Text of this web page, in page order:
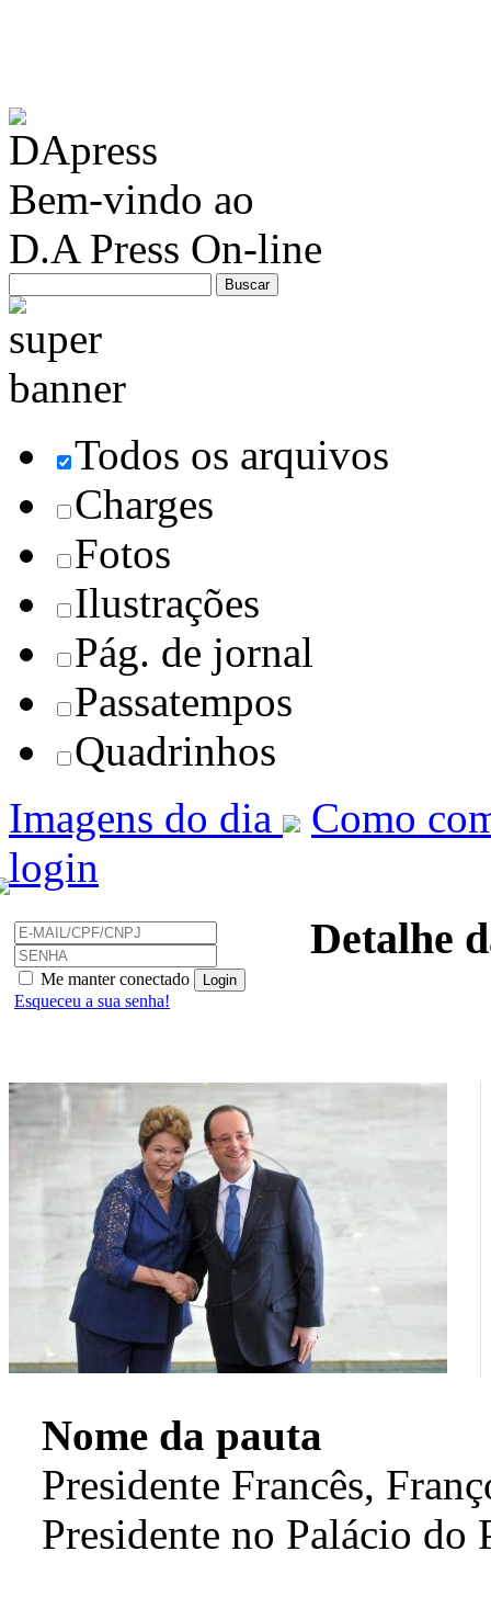
Bem-vindo ao
D.A Press On-line
Todos os arquivos
Charges
Fotos
Ilustrações
Pág. de jornal
Passatempos
Quadrinhos
Imagens do dia
Como
login
Me manter conectado
Esqueceu a sua senha!
Detalhe
Nome da pauta
Presidente Francês,
Presidente no Palácio do